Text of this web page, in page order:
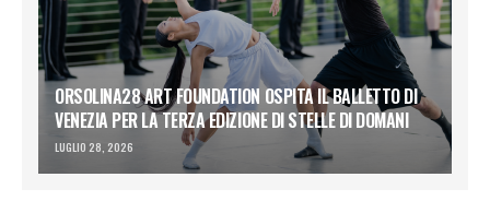
ORSOLINA28 ART FOUNDATION OSPITA IL BALLETTO DI
VENEZIA PER LA TERZA EDIZIONE DI STELLE DI DOMANI
LUGLIO 28, 2026